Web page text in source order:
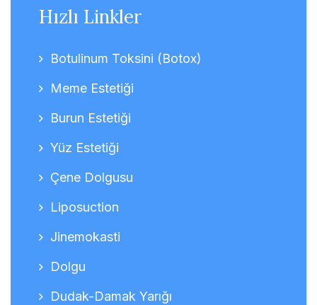
Hızlı Linkler
Botulinum Toksini (Botox)
Meme Estetiği
Burun Estetiği
Yüz Estetiği
Çene Dolgusu
Liposuction
Jinemokasti
Dolgu
Dudak-Damak Yarığı